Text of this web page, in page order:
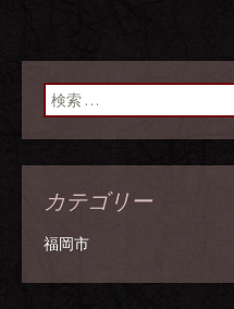
検索:
カテゴリー
福岡市